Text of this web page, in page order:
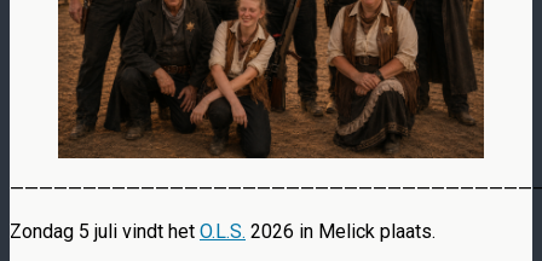
Zondag 5 juli vindt het O.L.S. 2026 in Melick plaats.